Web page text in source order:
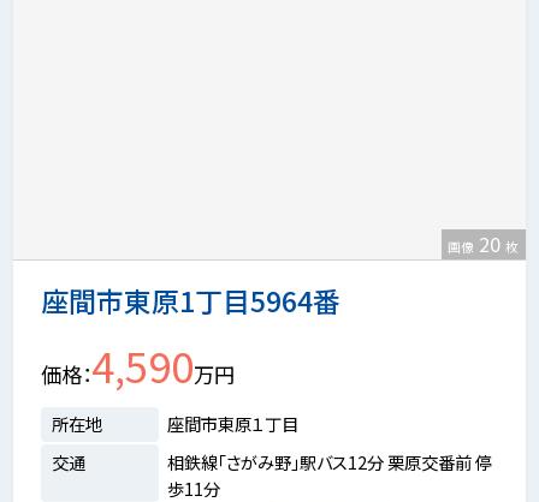
座間市東原1丁目5964番
画像 20 枚
価格 4,590万円
所在地
座間市東原１丁目
交通
相鉄線「さがみ野」駅バス12分 栗原交番前 停
歩11分